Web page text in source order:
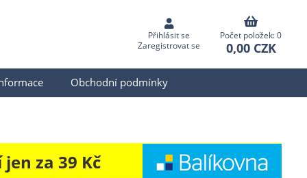
Přihlásit se
Zaregistrovat se
Počet položek: 0
0,00 CZK
Obchodní podmínky
za 39 Kč